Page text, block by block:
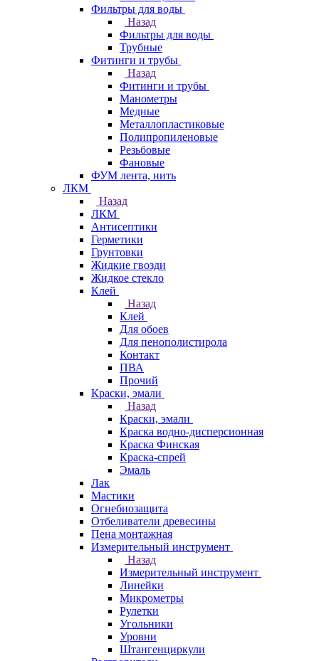
Фильтры для воды
Назад
Фильтры для воды
Трубные
Фитинги и трубы
Назад
Фитинги и трубы
Манометры
Медные
Металлопластиковые
Полипропиленовые
Резьбовые
Фановые
ФУМ лента, нить
ЛКМ
Назад
ЛКМ
Антисептики
Герметики
Грунтовки
Жидкие гвозди
Жидкое стекло
Клей
Назад
Клей
Для обоев
Для пенополистирола
Контакт
ПВА
Прочий
Краски, эмали
Назад
Краски, эмали
Краска водно-дисперсионная
Краска Финская
Краска-спрей
Эмаль
Лак
Мастики
Огнебиозащита
Отбеливатели древесины
Пена монтажная
Измерительный инструмент
Назад
Измерительный инструмент
Линейки
Микрометры
Рулетки
Угольники
Уровни
Штангенциркули